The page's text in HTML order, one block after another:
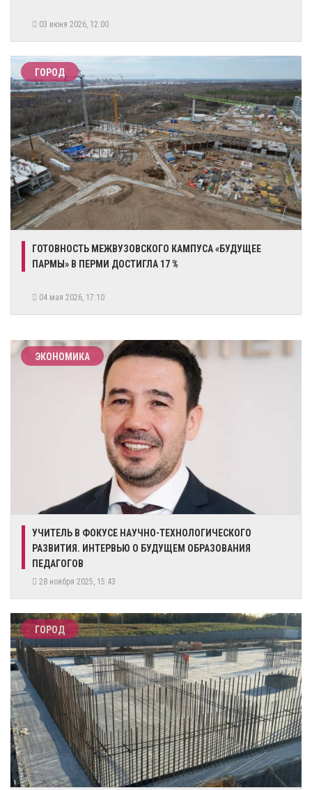
03 июня 2026, 12:00
ГОРОД
ГОТОВНОСТЬ МЕЖВУЗОВСКОГО КАМПУСА «БУДУЩЕЕ
ПАРМЫ» В ПЕРМИ ДОСТИГЛА 17 %
04 мая 2026, 17:10
ЭКОНОМИКА
УЧИТЕЛЬ В ФОКУСЕ НАУЧНО-ТЕХНОЛОГИЧЕСКОГО
РАЗВИТИЯ. ИНТЕРВЬЮ О БУДУЩЕМ ОБРАЗОВАНИЯ
ПЕДАГОГОВ
28 ноября 2025, 15:43
ГОРОД